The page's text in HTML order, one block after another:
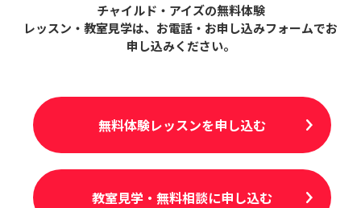
チャイルド・アイズの無料体験
レッスン・教室見学は、 お電話・お申し込みフォームでお
申し込みください。
無料体験レッスンを申し込む
教室見学・無料相談に申し込む